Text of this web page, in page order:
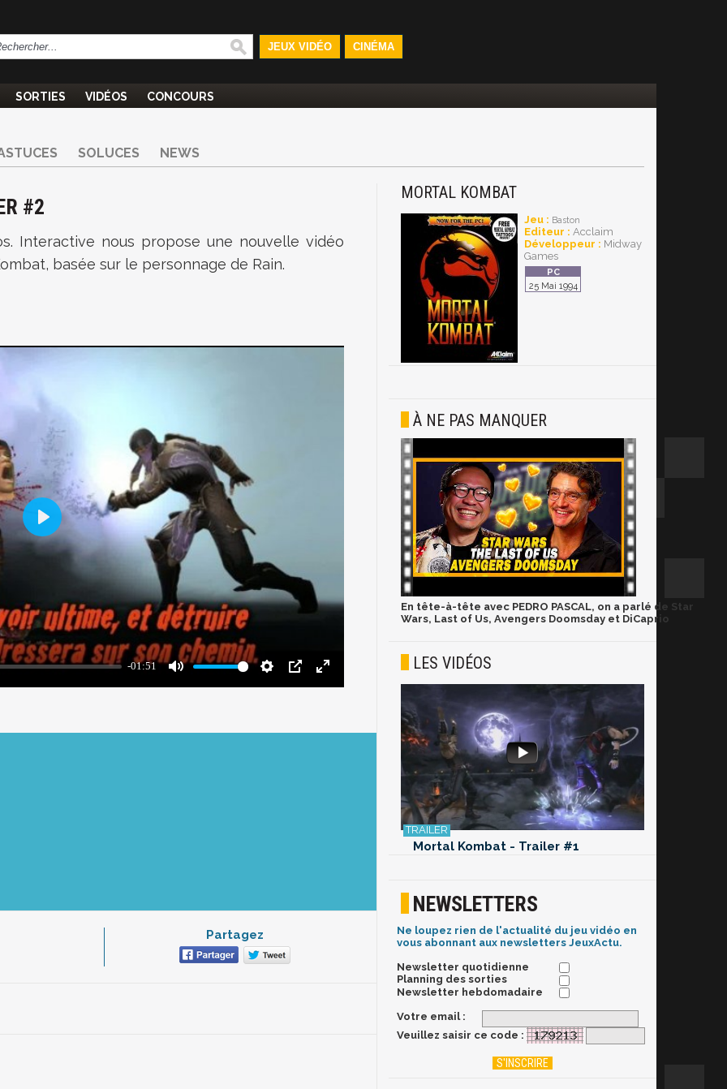
JEUX VIDÉO CINÉMA
SORTIES VIDÉOS CONCOURS
SOLUCES NEWS
#2
Interactive nous propose une nouvelle vidéo
basée sur le personnage de Rain.
Partagez
MORTAL KOMBAT
Jeu : Baston
Editeur : Acclaim
Développeur : Midway
Games
25 Mai 1994
À NE PAS MANQUER
En tête-à-tête avec PEDRO PASCAL, on a parlé de Star
Wars, Last of Us, Avengers Doomsday et DiCaprio
LES VIDÉOS
Mortal Kombat - Trailer #1
NEWSLETTERS
Ne loupez rien de l'actualité du jeu vidéo en
vous abonnant aux newsletters JeuxActu.
Newsletter quotidienne
Planning des sorties
Newsletter hebdomadaire
Votre email :
Veuillez saisir ce code :